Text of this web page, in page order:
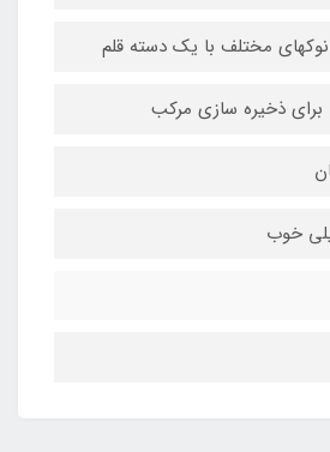
نوکهای مختلف با یک دسته قلم
برای ذخیره سازی مرکب
خوب